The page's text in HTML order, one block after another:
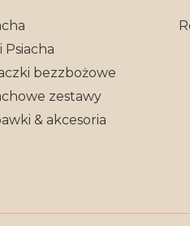
Psiacha
bezzbożowe
zestawy
& akcesoria